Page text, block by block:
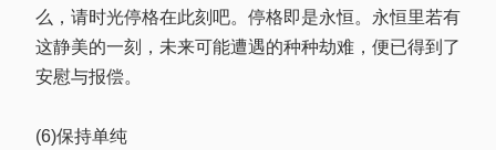
么，请时光停格在此刻吧。停格即是永恒。永恒里若有
这静美的一刻，未来可能遭遇的种种劫难，便已得到了
安慰与报偿。
(6)保持单纯